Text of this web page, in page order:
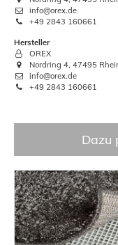
info@orex.de
+49 2843 160661
Hersteller
OREX
Nordring 4, 47495
info@orex.de
+49 2843 160661
Dazu